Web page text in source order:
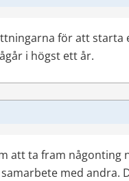
för att starta
i högst ett år.
att ta fram någonting
med andra.